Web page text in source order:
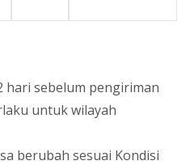
hari sebelum pengiriman
untuk wilayah
berubah sesuai Kondisi